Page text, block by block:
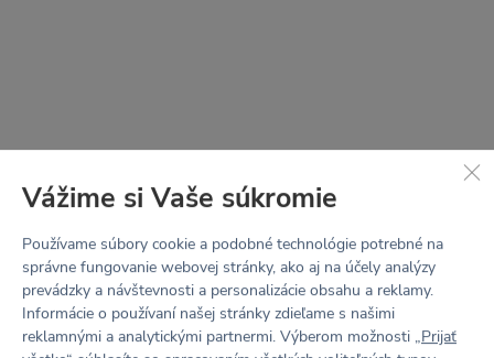
Vážime si Vaše súkromie
Používame súbory cookie a podobné technológie potrebné na
správne fungovanie webovej stránky, ako aj na účely analýzy
prevádzky a návštevnosti a personalizácie obsahu a reklamy.
Informácie o používaní našej stránky zdieľame s našimi
reklamnými a analytickými partnermi. Výberom možnosti „Prijať